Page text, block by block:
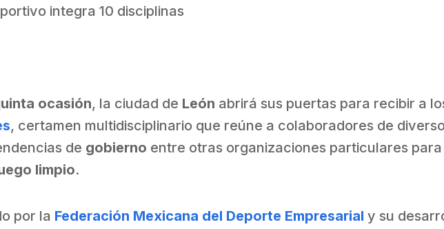
integra 10 disciplinas
ocasión, la ciudad de León abrirá sus puertas para recibir a
, certamen multidisciplinario que reúne a colaboradores de
de gobierno entre otras organizaciones particulares
limpio.
por la Federación Mexicana del Deporte Empresarial y su